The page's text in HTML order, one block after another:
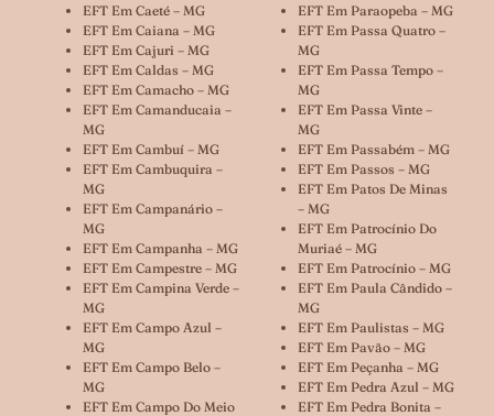
EFT Em Caeté – MG
EFT Em Caiana – MG
EFT Em Cajuri – MG
EFT Em Caldas – MG
EFT Em Camacho – MG
EFT Em Camanducaia –
MG
EFT Em Cambuí – MG
EFT Em Cambuquira –
MG
EFT Em Campanário –
MG
EFT Em Campanha – MG
EFT Em Campestre – MG
EFT Em Campina Verde –
MG
EFT Em Campo Azul –
MG
EFT Em Campo Belo –
MG
EFT Em Campo Do Meio
EFT Em Paraopeba – MG
EFT Em Passa Quatro –
MG
EFT Em Passa Tempo –
MG
EFT Em Passa Vinte –
MG
EFT Em Passabém – MG
EFT Em Passos – MG
EFT Em Patos De Minas
– MG
EFT Em Patrocínio Do
Muriaé – MG
EFT Em Patrocínio – MG
EFT Em Paula Cândido –
MG
EFT Em Paulistas – MG
EFT Em Pavão – MG
EFT Em Peçanha – MG
EFT Em Pedra Azul – MG
EFT Em Pedra Bonita –